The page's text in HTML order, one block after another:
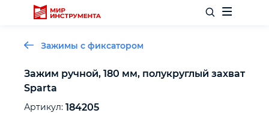
Отделочный инструмент
Зажимы с фиксатором
Зажим ручной, 180 мм, полукруглый захват
Sparta
Артикул: 184205